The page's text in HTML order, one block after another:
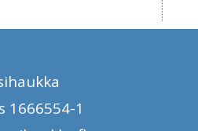
1666554-1